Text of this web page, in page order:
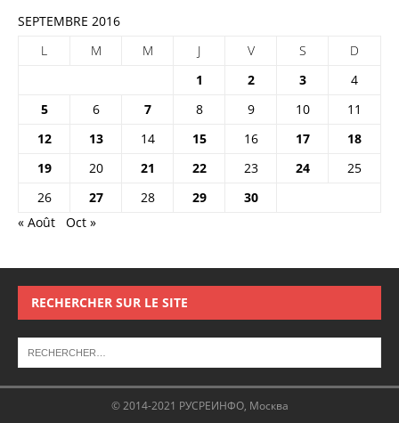
SEPTEMBRE 2016
L
M M J V S
D
1
2 3
4
5
6 7 8 9 10
11
12
13 14 15 16 17
18
19
20 21 22 23 24
25
26
27 28 29
30
« Août
Oct »
RECHERCHER SUR LE SITE
© 2014-2021 РУСРЕИНФО, Москва